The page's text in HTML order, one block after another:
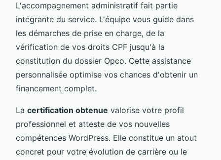
L'accompagnement administratif fait partie
intégrante du service. L'équipe vous guide dans
les démarches de prise en charge, de la
vérification de vos droits CPF jusqu'à la
constitution du dossier Opco. Cette assistance
personnalisée optimise vos chances d'obtenir un
financement complet.
La certification obtenue valorise votre profil
professionnel et atteste de vos nouvelles
compétences WordPress. Elle constitue un atout
concret pour votre évolution de carrière ou le